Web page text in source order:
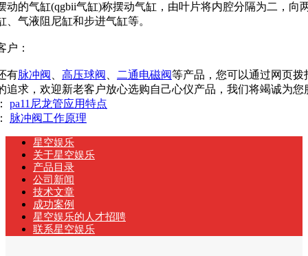
动的气缸(qgbii气缸)称摆动气缸，由叶片将内腔分隔为二，
、气液阻尼缸和步进气缸等。
户：
有脉冲阀 、 高压球阀 、 二通电磁阀等产品，您可以通过网页
追求，欢迎新老客户放心选购自己心仪产品，我们将竭诚为您
pa11尼龙管应用特点
脉冲阀工作原理
星空娱乐
关于星空娱乐
产品目录
公司新闻
技术文章
成功案例
星空娱乐的人才招聘
联系星空娱乐